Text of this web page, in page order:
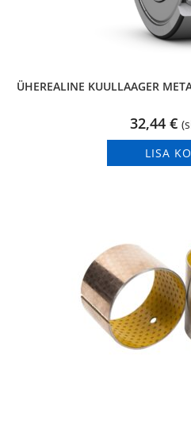
ÜHEREALINE KUULLAAGER
32,44 €
LISA